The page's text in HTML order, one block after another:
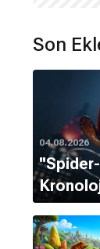
Son
04.08.2026